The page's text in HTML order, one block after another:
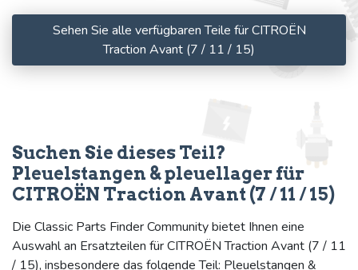
Sehen Sie alle verfügbaren Teile für CITROËN
Traction Avant (7 / 11 / 15)
Suchen Sie dieses Teil?
Pleuelstangen & pleuellager für
CITROËN Traction Avant (7 / 11 / 15)
Die Classic Parts Finder Community bietet Ihnen eine
Auswahl an Ersatzteilen für CITROËN Traction Avant (7 / 11
/ 15), insbesondere das folgende Teil: Pleuelstangen &